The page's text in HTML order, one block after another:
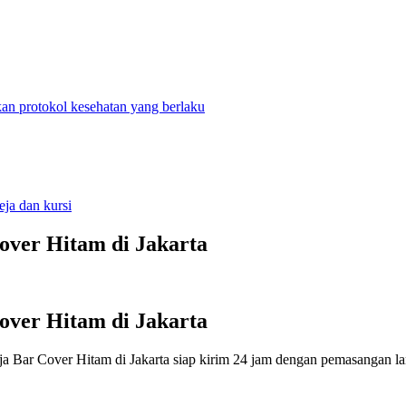
protokol kesehatan yang berlaku
dan kursi
Hitam di Jakarta
Hitam di Jakarta
Cover Hitam di Jakarta siap kirim 24 jam dengan pemasangan